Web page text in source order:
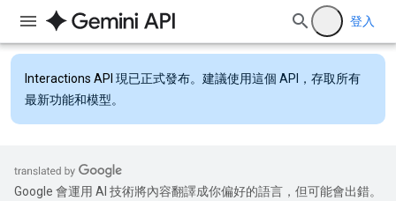
登入
Interactions API 現已正式發布。建議使用這個 API，存取所有
最新功能和模型。
Google 會運用 AI 技術將內容翻譯成你偏好的語言，但可能會出錯。